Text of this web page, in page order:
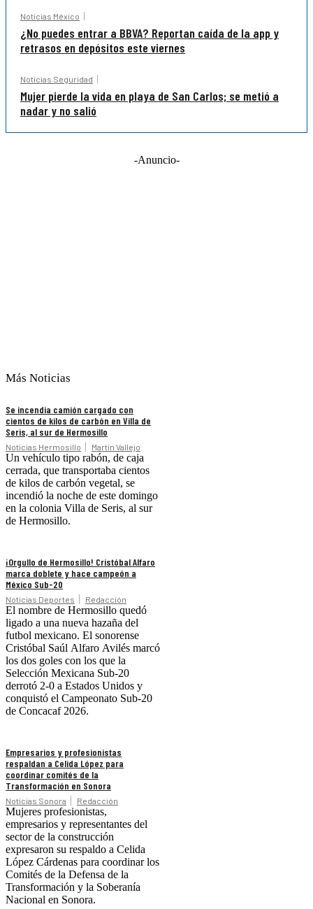
Noticias México
¿No puedes entrar a BBVA? Reportan caída de la app y
retrasos en depósitos este viernes
Noticias Seguridad
Mujer pierde la vida en playa de San Carlos; se metió a
nadar y no salió
-Anuncio-
Más Noticias
Se incendia camión cargado con
cientos de kilos de carbón en Villa de
Seris, al sur de Hermosillo
Noticias Hermosillo Martín Vallejo
Un vehículo tipo rabón, de caja
cerrada, que transportaba cientos
de kilos de carbón vegetal, se
incendió la noche de este domingo
en la colonia Villa de Seris, al sur
de Hermosillo.
¡Orgullo de Hermosillo! Cristóbal Alfaro
marca doblete y hace campeón a
México Sub-20
Noticias Deportes Redacción
El nombre de Hermosillo quedó
ligado a una nueva hazaña del
futbol mexicano. El sonorense
Cristóbal Saúl Alfaro Avilés marcó
los dos goles con los que la
Selección Mexicana Sub-20
derrotó 2-0 a Estados Unidos y
conquistó el Campeonato Sub-20
de Concacaf 2026.
Empresarios y profesionistas
respaldan a Celida López para
coordinar comités de la
Transformación en Sonora
Noticias Sonora Redacción
Mujeres profesionistas,
empresarios y representantes del
sector de la construcción
expresaron su respaldo a Celida
López Cárdenas para coordinar los
Comités de la Defensa de la
Transformación y la Soberanía
Nacional en Sonora.